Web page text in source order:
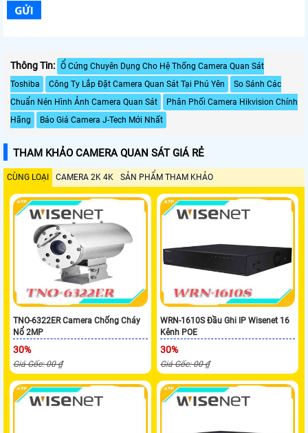
Thông Tin: Ổ Cứng Chuyên Dụng Cho Hệ Thống Camera Quan Sát
Toshiba
Công Ty Lắp Đặt Camera Quan Sát Tại Phú Yên
So Sánh Các
Chuẩn Nén Hình Ảnh Camera Quan Sát
Phân Phối Camera Hikvision Chính
Hãng
Báo Giá Camera J-Tech Mới Nhất
THAM KHẢO CAMERA QUAN SÁT GIÁ RẺ
CÙNG LOẠI CAMERA 2K 4K SẢN PHẨM THAM KHẢO
TNO-6322ER Camera Chống Cháy
Nổ 2MP
30%
Giá Gốc: 00 ₫
WRN-1610S Đầu Ghi IP Wisenet 16
Kênh POE
30%
Giá Gốc: 00 ₫